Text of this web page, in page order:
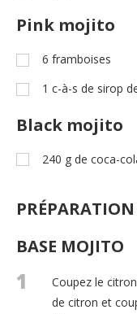
Pink mojito
6 framboises
1 c-à-s de sirop
Black mojito
240 g de coca-
PRÉPARATION
BASE MOJITO
1
Coupez le
de citron et